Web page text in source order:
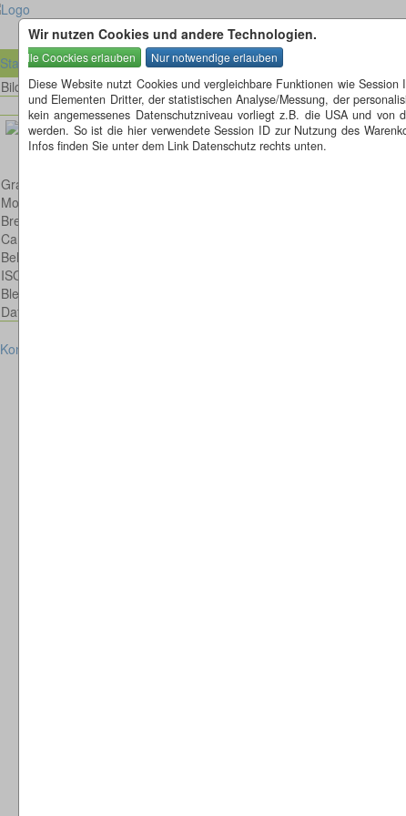
Wir nutzen Cookies und andere Technologien.
Diese Website nutzt Cookies und vergleichbare Funktionen wie
und Elementen Dritter, der statistischen Analyse/Messung, der
kein angemessenes Datenschutzniveau vorliegt z.B. die USA und
werden. So ist die hier verwendete Session ID zur Nutzung des
Infos finden Sie unter dem Link Datenschutz rechts unten.
Startseite
Bild 21 von 53Bilder
Graureiher im Flug
Model: Canon EOS 6D
Brennweite: 300mm
Canon EF 300mm 1:4,0 L IS USM
Belichtungsdauer : 1/640
ISO: 100
Blende: f/4.0
Datum: 2020:06:23 13:22:01
Kontakt